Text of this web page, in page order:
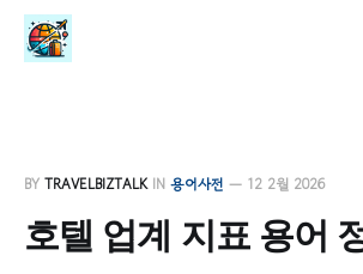
BY TRAVELBIZTALKIN 용어사전 — 12 2월 2026
호텔 업계 지표 용어